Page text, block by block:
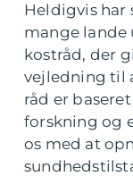
Heldigvis har
mange lande
kostråd, der
vejledning til
råd er
forskning og
os med at